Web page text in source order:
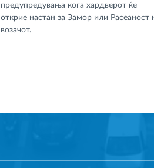
предупредувања кога хардверот ќе
открие настан за Замор или Расеаност
возачот.